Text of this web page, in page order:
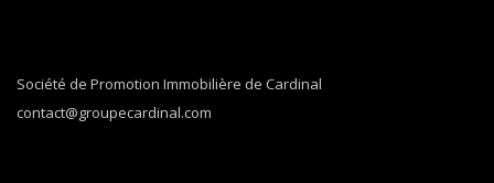
Société de Promotion Immobilière de Cardinal
contact@groupecardinal.com